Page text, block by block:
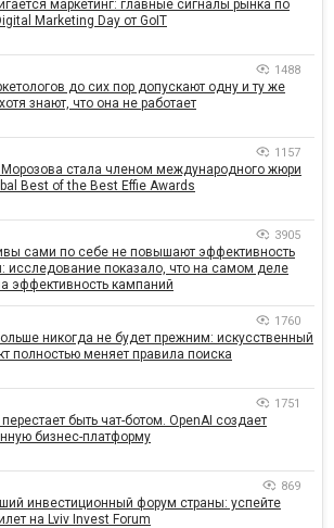
маркетинг: главные сигналы рынка по
Marketing Day от GoIT
1488
до сих пор допускают одну и ту же
знают, что она не работает
1157
Морозова стала членом международного жюри
Best of the Best Effie Awards
3905
сами по себе не повышают эффективность
исследование показало, что на самом деле
эффективность кампаний
1760
никогда не будет прежним: искусственный
полностью меняет правила поиска
1751
перестает быть чат-ботом. OpenAI создает
бизнес-платформу
869
инвестиционный форум страны: успейте
на Lviv Invest Forum